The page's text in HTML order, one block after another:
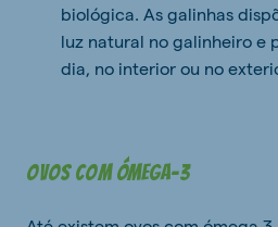
biológica. As galinhas
luz natural no galinheiro e
dia, no interior ou no
Ovos com Ómega-3